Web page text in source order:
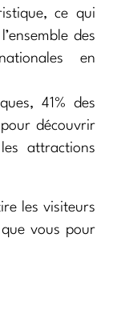
ce qui
des
en
41% des
découvrir
attractions
les visiteurs
vous pour